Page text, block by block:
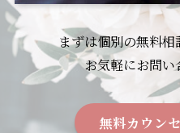
まずは個別の無料相
お気軽にお問い
無料カウン